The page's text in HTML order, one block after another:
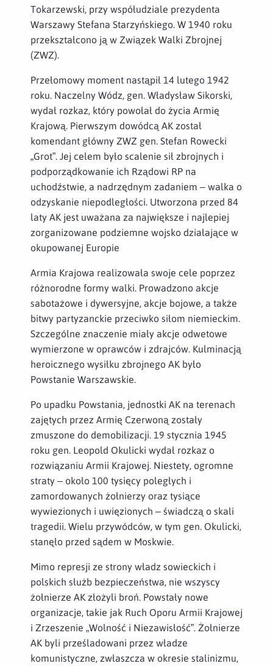
Tokarzewski, przy współudziale prezydenta
Warszawy Stefana Starzyńskiego. W 1940 roku
przekształcono ją w Związek Walki Zbrojnej
(ZWZ).
Przełomowy moment nastąpił 14 lutego 1942
roku. Naczelny Wódz, gen. Władysław Sikorski,
wydał rozkaz, który powołał do życia Armię
Krajową. Pierwszym dowódcą AK został
komendant główny ZWZ gen. Stefan Rowecki
„Grot”. Jej celem było scalenie sił zbrojnych i
podporządkowanie ich Rządowi RP na
uchodźstwie, a nadrzędnym zadaniem – walka o
odzyskanie niepodległości. Utworzona przed 84
laty AK jest uważana za największe i najlepiej
zorganizowane podziemne wojsko działające w
okupowanej Europie
Armia Krajowa realizowała swoje cele poprzez
różnorodne formy walki. Prowadzono akcje
sabotażowe i dywersyjne, akcje bojowe, a także
bitwy partyzanckie przeciwko siłom niemieckim.
Szczególne znaczenie miały akcje odwetowe
wymierzone w oprawców i zdrajców. Kulminacją
heroicznego wysiłku zbrojnego AK było
Powstanie Warszawskie.
Po upadku Powstania, jednostki AK na terenach
zajętych przez Armię Czerwoną zostały
zmuszone do demobilizacji. 19 stycznia 1945
roku gen. Leopold Okulicki wydał rozkaz o
rozwiązaniu Armii Krajowej. Niestety, ogromne
straty – około 100 tysięcy poległych i
zamordowanych żołnierzy oraz tysiące
wywiezionych i uwięzionych – świadczą o skali
tragedii. Wielu przywódców, w tym gen. Okulicki,
stanęło przed sądem w Moskwie.
Mimo represji ze strony władz sowieckich i
polskich służb bezpieczeństwa, nie wszyscy
żołnierze AK złożyli broń. Powstały nowe
organizacje, takie jak Ruch Oporu Armii Krajowej
i Zrzeszenie „Wolność i Niezawisłość”. Żołnierze
AK byli prześladowani przez władze
komunistyczne, zwłaszcza w okresie stalinizmu,